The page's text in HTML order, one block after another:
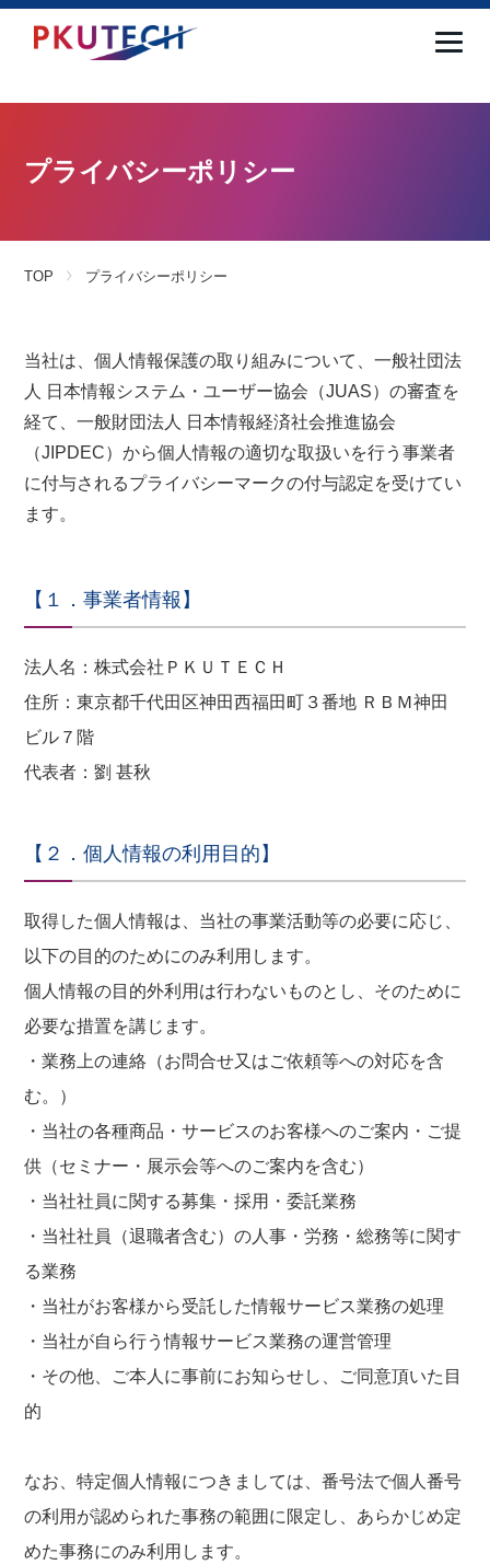
プライバシーポリシー
TOP プライバシーポリシー
当社は、個人情報保護の取り組みについて、一般社団法
人 日本情報システム・ユーザー協会（JUAS）の審査を
経て、一般財団法人 日本情報経済社会推進協会
（JIPDEC）から個人情報の適切な取扱いを行う事業者
に付与されるプライバシーマークの付与認定を受けてい
ます。
【１．事業者情報】
法人名：株式会社ＰＫＵＴＥＣＨ
住所：東京都千代田区神田西福田町３番地 ＲＢＭ神田
ビル７階
代表者：劉 甚秋
【２．個人情報の利用目的】
取得した個人情報は、当社の事業活動等の必要に応じ、
以下の目的のためにのみ利用します。
個人情報の目的外利用は行わないものとし、そのために
必要な措置を講じます。
・業務上の連絡（お問合せ又はご依頼等への対応を含
む。）
・当社の各種商品・サービスのお客様へのご案内・ご提
供（セミナー・展示会等へのご案内を含む）
・当社社員に関する募集・採用・委託業務
・当社社員（退職者含む）の人事・労務・総務等に関す
る業務
・当社がお客様から受託した情報サービス業務の処理
・当社が自ら行う情報サービス業務の運営管理
・その他、ご本人に事前にお知らせし、ご同意頂いた目
的
なお、特定個人情報につきましては、番号法で個人番号
の利用が認められた事務の範囲に限定し、あらかじめ定
めた事務にのみ利用します。